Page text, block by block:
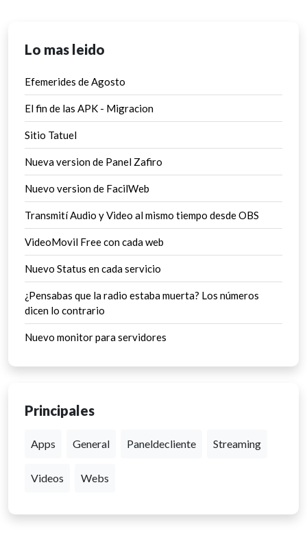
Lo mas leido
Efemerides de Agosto
El fin de las APK - Migracion
Sitio Tatuel
Nueva version de Panel Zafiro
Nuevo version de FacilWeb
Transmití Audio y Video al mismo tiempo desde OBS
VideoMovil Free con cada web
Nuevo Status en cada servicio
¿Pensabas que la radio estaba muerta? Los números
dicen lo contrario
Nuevo monitor para servidores
Principales
Apps General Paneldecliente Streaming
Videos Webs